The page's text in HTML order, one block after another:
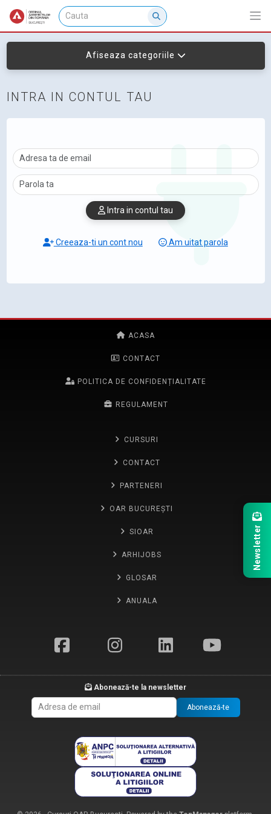
Afiseaza categoriile
INTRA IN CONTUL TAU
Intra in contul tau
Creeaza-ti un cont nou Am uitat parola
ACASA
CONTACT
POLITICA DE CONFIDENȚIALITATE
REGULAMENT
CURSURI
CONTACT
PARTENERI
OAR BUCUREȘTI
SIOAR
ARHIJOBS
GLOSAR
ANUALA
Abonează-te la newsletter
Abonează-te
Newsletter